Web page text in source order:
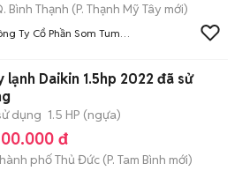
Bình Thạnh (P. Thạnh Mỹ Tây mới)
Ty Cổ Phần Som Tum
lạnh Daikin 1.5hp 2022 đã sử
dụng 1.5 HP (ngựa)
đ
phố Thủ Đức (P. Tam Bình mới)